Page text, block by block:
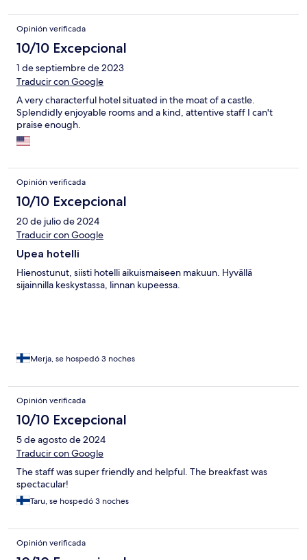
Opinión verificada
10/10 Excepcional
1 de septiembre de 2023
Traducir con Google
A very characterful hotel situated in the moat of a castle.
Splendidly enjoyable rooms and a kind, attentive staff I can't
praise enough.
Opinión verificada
10/10 Excepcional
20 de julio de 2024
Traducir con Google
Upea hotelli
Hienostunut, siisti hotelli aikuismaiseen makuun. Hyvällä
sijainnilla keskystassa, linnan kupeessa.
Merja, se hospedó 3 noches
Opinión verificada
10/10 Excepcional
5 de agosto de 2024
Traducir con Google
The staff was super friendly and helpful. The breakfast was
spectacular!
Taru, se hospedó 3 noches
Opinión verificada